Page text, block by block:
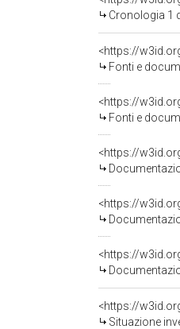
Cronologia 1
<https://
Fonti e
<https://
Fonti e
<https://
Situazione